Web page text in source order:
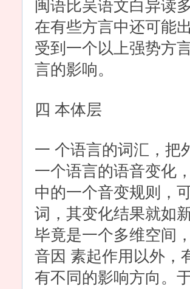
闽语比吴语文白异读
在有些方言中还可能
受到一个以上强势方
言的影响。
四 本体层
一 个语言的词汇，把
一个语言的语音变化
中的一个音变规则，
词，其变化结果就如
毕竟是一个多维空间
音因 素起作用以外，
有不同的影响方向。